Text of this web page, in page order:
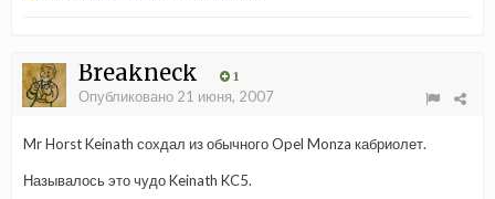
Breakneck 1
Опубликовано 21 июня, 2007
Mr Horst Keinath сохдал из обычного Opel Monza кабриолет.
Называлось это чудо Keinath KC5.